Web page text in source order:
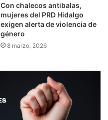
Con chalecos antibalas,
mujeres del PRD Hidalgo
exigen alerta de violencia de
género
8 marzo, 2026